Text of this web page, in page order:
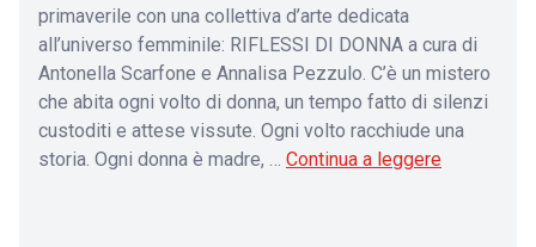
primaverile con una collettiva d’arte dedicata
all’universo femminile: RIFLESSI DI DONNA a cura di
Antonella Scarfone e Annalisa Pezzulo. C’è un mistero
che abita ogni volto di donna, un tempo fatto di silenzi
custoditi e attese vissute. Ogni volto racchiude una
storia. Ogni donna è madre, … Continua a leggere